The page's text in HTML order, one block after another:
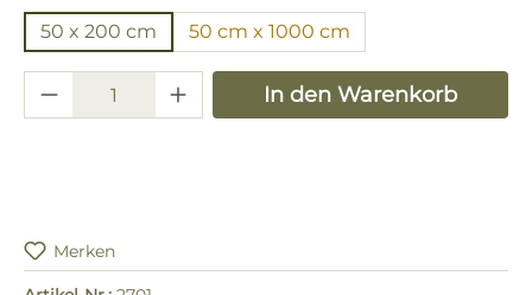
50 x 200 cm
50 cm x 1000 cm
Produkt Anzahl: Gib denIn den Warenkorb
Merken